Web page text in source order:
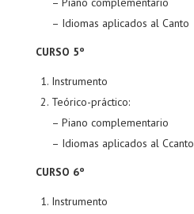
– Idiomas aplicados al Canto
CURSO 5º
Instrumento
Teórico-práctico:
– Piano complementario
– Idiomas aplicados al Ccanto
CURSO 6º
Instrumento